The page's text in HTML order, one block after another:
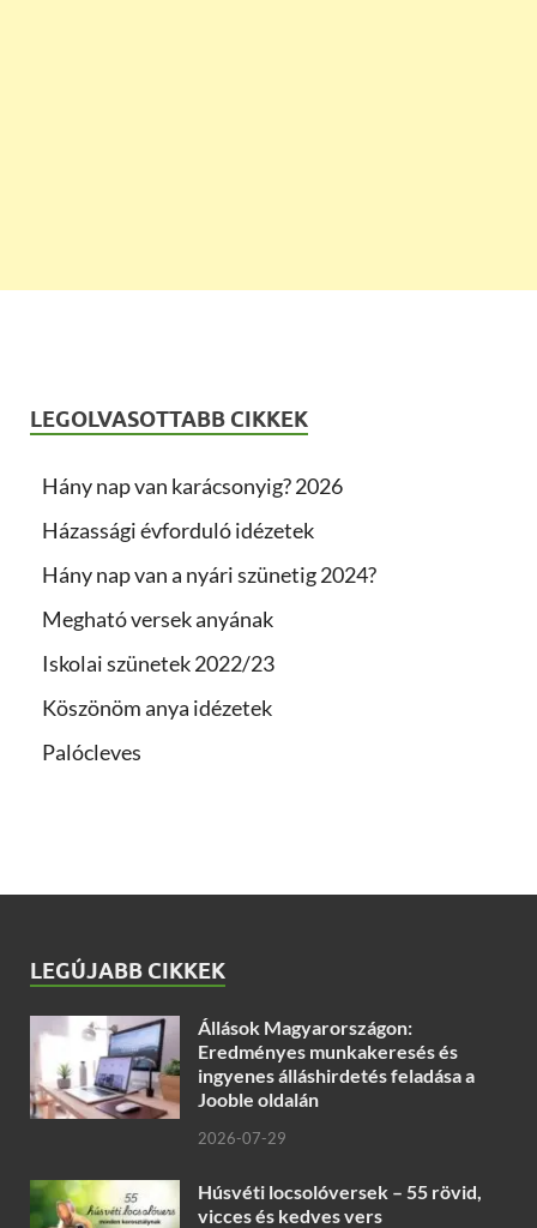
LEGOLVASOTTABB CIKKEK
Hány nap van karácsonyig? 2026
Házassági évforduló idézetek
Hány nap van a nyári szünetig 2024?
Megható versek anyának
Iskolai szünetek 2022/23
Köszönöm anya idézetek
Palócleves
LEGÚJABB CIKKEK
Állások Magyarországon:
Eredményes munkakeresés és
ingyenes álláshirdetés feladása a
Jooble oldalán
2026-07-29
Húsvéti locsolóversek – 55 rövid,
vicces és kedves vers